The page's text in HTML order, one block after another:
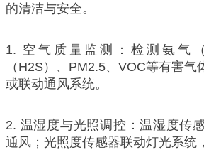
的清洁与安全。
1. 空气质量监测：检测氨气
（H2S）、PM2.5、VOC等有害
或联动通风系统。
2. 温湿度与光照调控：温湿度传
通风；光照度传感器联动灯光系统